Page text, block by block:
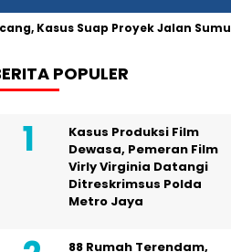
Suap Proyek Jalan Sumut Meluas
POPULER
Kasus Produksi Film
Dewasa, Pemeran Film
Virly Virginia Datangi
Ditreskrimsus Polda
Metro Jaya
88 Rumah Terendam,